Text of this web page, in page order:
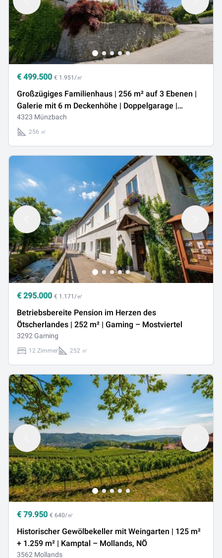
€ 499.500 € 1.951/㎡
Großzügiges Familienhaus | 256 m² auf 3 Ebenen |
Galerie mit 6 m Deckenhöhe | Doppelgarage |
Whirlpool & Sauna | Münzbach, OÖ
4323 Münzbach
256 ㎡
€ 295.000 € 1.171/㎡
Betriebsbereite Pension im Herzen des
Ötscherlandes | 252 m² | Gaming – Mostviertel
3292 Gaming
12 Zimmer 252 ㎡
€ 79.950 € 640/㎡
Historischer Gewölbekeller mit Weingarten | 125 m²
+ 1.259 m² | Kamptal – Mollands, NÖ
3562 Mollands